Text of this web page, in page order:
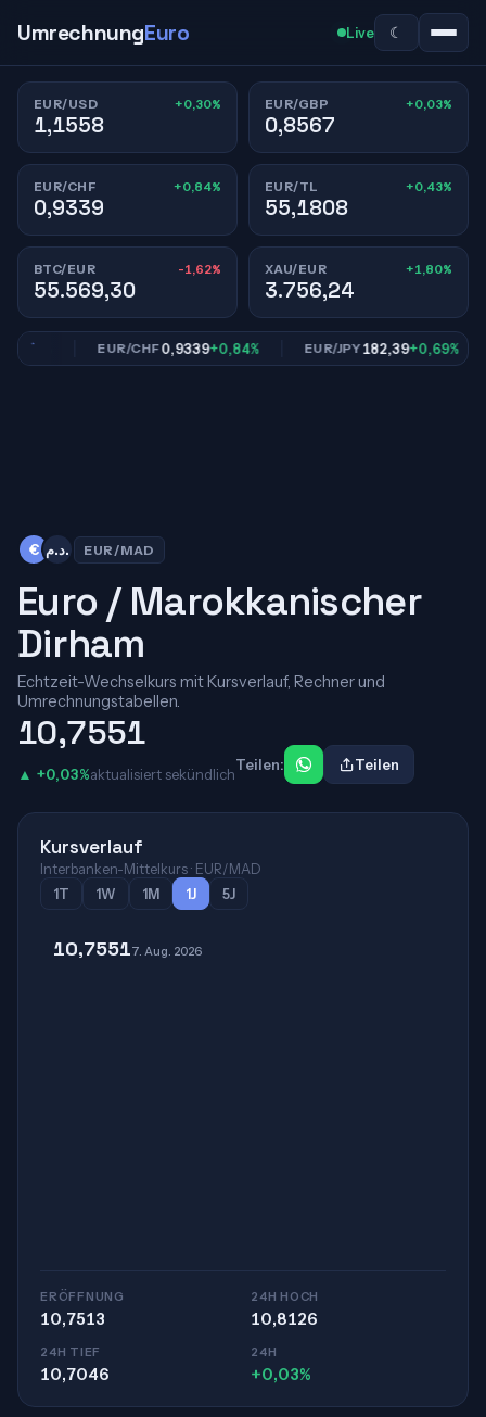
UmrechnungEuro Live ☾
EUR/USD +0,30%
1,1558
EUR/GBP +0,03%
0,8567
EUR/CHF +0,84%
0,9339
EUR/TL +0,43%
55,1808
BTC/EUR -1,62%
55.569,30
XAU/EUR +1,80%
3.756,24
EUR/CHF0,9339+0,84% EUR/JPY182,39+0,69%
€ د.م. EUR/MAD
Euro / Marokkanischer
Dirham
Echtzeit-Wechselkurs mit Kursverlauf, Rechner und
Umrechnungstabellen.
10,7551
▲ +0,03%aktualisiert sekündlich
Teilen: Teilen
Kursverlauf
Interbanken-Mittelkurs · EUR/MAD
1T
1W 1M 1J 5J
10,75517. Aug. 2026
ERÖFFNUNG
10,7513
24H HOCH
10,8126
24H TIEF
10,7046
24H
+0,03%